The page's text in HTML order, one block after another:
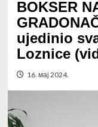
BOKSER
ujedinio
Loznice
16. мај 2024.